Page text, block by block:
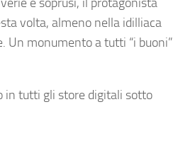
volta, almeno nella idilliaca
Un monumento a tutti “i buoni”
in tutti gli store digitali sotto